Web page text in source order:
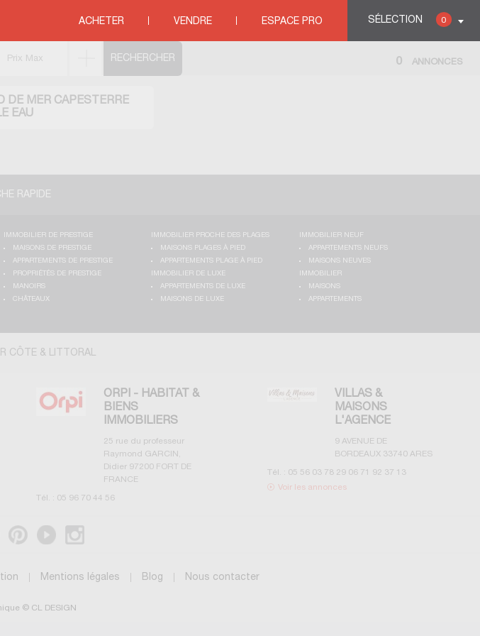
SÉLECTION 0
ACHETER VENDRE ESPACE PRO
DE MER CAPESTERRE
EAU
0 ANNONCES
RAPIDE
IMMOBILIER DE PRESTIGE
MAISONS DE PRESTIGE
APPARTEMENTS DE PRESTIGE
PROPRIÉTÉS DE PRESTIGE
MANOIRS
CHÂTEAUX
IMMOBILIER PROCHE DES PLAGES
MAISONS PLAGES À PIED
APPARTEMENTS PLAGE À PIED
IMMOBILIER NEUF
APPARTEMENTS NEUFS
MAISONS NEUVES
IMMOBILIER DE LUXE
APPARTEMENTS DE LUXE
MAISONS DE LUXE
IMMOBILIER
MAISONS
APPARTEMENTS
CÔTE & LITTORAL
ORPI - HABITAT &
BIENS
IMMOBILIERS
25 rue du professeur
Raymond GARCIN,
Didier 97200 FORT DE
FRANCE
Tél. : 05 96 70 44 56
VILLAS &
MAISONS
L'AGENCE
9 AVENUE DE
BORDEAUX 33740 ARES
Tél. : 05 56 03 78 29 06 71 92 37 13
Voir les annonces
Mentions légales Blog Nous contacter
© CL DESIGN